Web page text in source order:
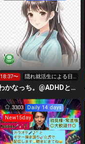
18:37〜
隠れ就活生による日
常⭐️
わかなっち。@ADHDと手帳タイム
3303
Daily 14 days
New15day